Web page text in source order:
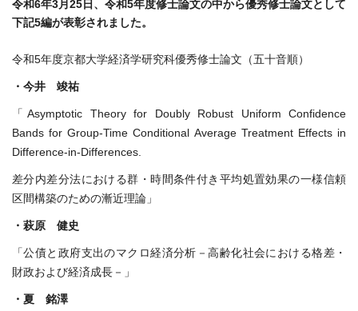
令和6年3月25日、令和5年度修士論文の中から優秀修士論文として
下記5編が表彰されました。
令和5年度京都大学経済学研究科優秀修士論文（五十音順）
・今井 竣祐
「Asymptotic Theory for Doubly Robust Uniform Confidence
Bands for Group-Time Conditional Average Treatment Effects in
Difference-in-Differences.
差分内差分法における群・時間条件付き平均処置効果の一様信頼
区間構築のための漸近理論」
・萩原 健史
「公債と政府支出のマクロ経済分析－高齢化社会における格差・
財政および経済成長－」
・夏 銘澤